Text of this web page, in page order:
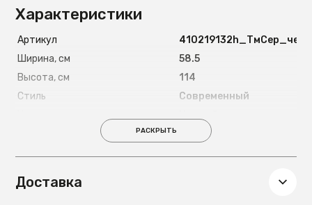
Характеристики
Артикул
Ширина, см
58.5
Высота, см
114
Стиль
Современный
Металл
Глубина, см
59.5
Вес, кг
Подлокотники
РАСКРЫТЬ
Доставка